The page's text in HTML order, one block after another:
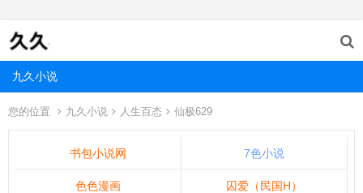
九久小说
您的位置 九久小说 人生百态 仙极629
书包小说网 7色小说
色色漫画 囚爱（民国H）